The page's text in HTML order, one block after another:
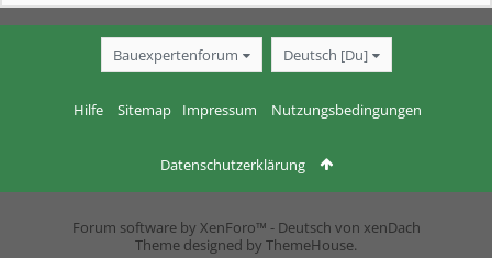
Bauexpertenforum Deutsch [Du]
Hilfe Sitemap Impressum Nutzungsbedingungen
Datenschutzerklärung
Forum software by XenForo™ - Deutsch von xenDach
Theme designed by ThemeHouse.